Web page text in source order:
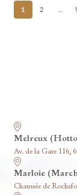
Posts
pagination
1 2
Melreux
Av. de la Gare 116,
Marloie
Chaussée de